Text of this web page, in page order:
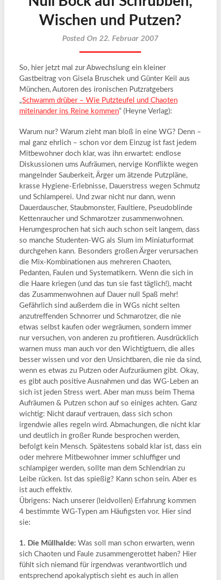
Wischen und Putzen?
Posted On 22. Februar 2007
So, hier jetzt mal zur Abwechslung ein kleiner
Gastbeitrag von Gisela Bruschek und Günter Keil aus
München, Autoren des ironischen Putzratgebers
„Schwamm drüber – Wie Putzteufel und Chaoten
miteinander ins Reine kommen“ (Heyne Verlag):
Warum nur? Warum zieht man bloß in eine WG? Denn –
mal ganz ehrlich – schon vor dem Einzug ist fast jedem
Mitbewohner doch klar, was ihn erwartet: endlose
Diskussionen ums Aufräumen, nervige Konflikte wegen
mangelnder Sauberkeit, Ärger um ätzende Putzpläne,
krasse Hygiene-Erlebnisse, Dauerstress wegen Schmutz
und Schlamperei. Und zwar nicht nur dann, wenn
Dauerdauscher, Staubmonster, Faultiere, Pseudoblinde
Kettenraucher und Schmarotzer zusammenwohnen.
Herumgesprochen hat sich auch schon seit langem, dass
so manche Studenten-WG als Slum im Miniaturformat
durchgehen kann. Besonders großen Ärger verursachen
die Mix-Kombinationen aus mehreren Chaoten,
Pedanten, Faulen und Systematikern. Wenn die sich in
die Haare kriegen (und das tun sie fast täglich!), macht
das Zusammenwohnen auf Dauer null Spaß mehr!
Gefährlich sind außerdem die in WGs nicht selten
anzutreffenden Schnorrer und Schmarotzer, die nie
etwas selbst kaufen oder wegräumen, sondern immer
nur versuchen, von anderen zu profitieren. Ausdrücklich
warnen muss man auch vor den Wichtigtuern, die alles
besser wissen und vor den Unsichtbaren, die nie da sind,
wenn es etwas zu Putzen oder Aufzuräumen gibt. Okay,
es gibt auch positive Ausnahmen und das WG-Leben an
sich ist jeden Stress wert. Aber man muss beim Thema
Aufräumen & Putzen schon auf so einiges achten. Ganz
wichtig: Nicht darauf vertrauen, dass sich schon
irgendwie alles regeln wird. Abmachungen, die nicht klar
und deutlich in großer Runde besprochen werden,
befolgt kein Mensch. Spätestens sobald klar ist, dass ein
oder mehrere Mitbewohner immer schluffiger und
schlampiger werden, sollte man dem Schlendrian zu
Leibe rücken. Ist das spießig? Kann schon sein. Aber es
ist auch effektiv.
Übrigens: Nach unserer (leidvollen) Erfahrung kommen
4 bestimmte WG-Typen am Häufigsten vor. Hier sind
sie:
1. Die Müllhalde: Was soll man schon erwarten, wenn
sich Chaoten und Faule zusammengerottet haben? Hier
fühlt sich niemand für irgendwas verantwortlich und
entsprechend apokalyptisch sieht es auch in allen